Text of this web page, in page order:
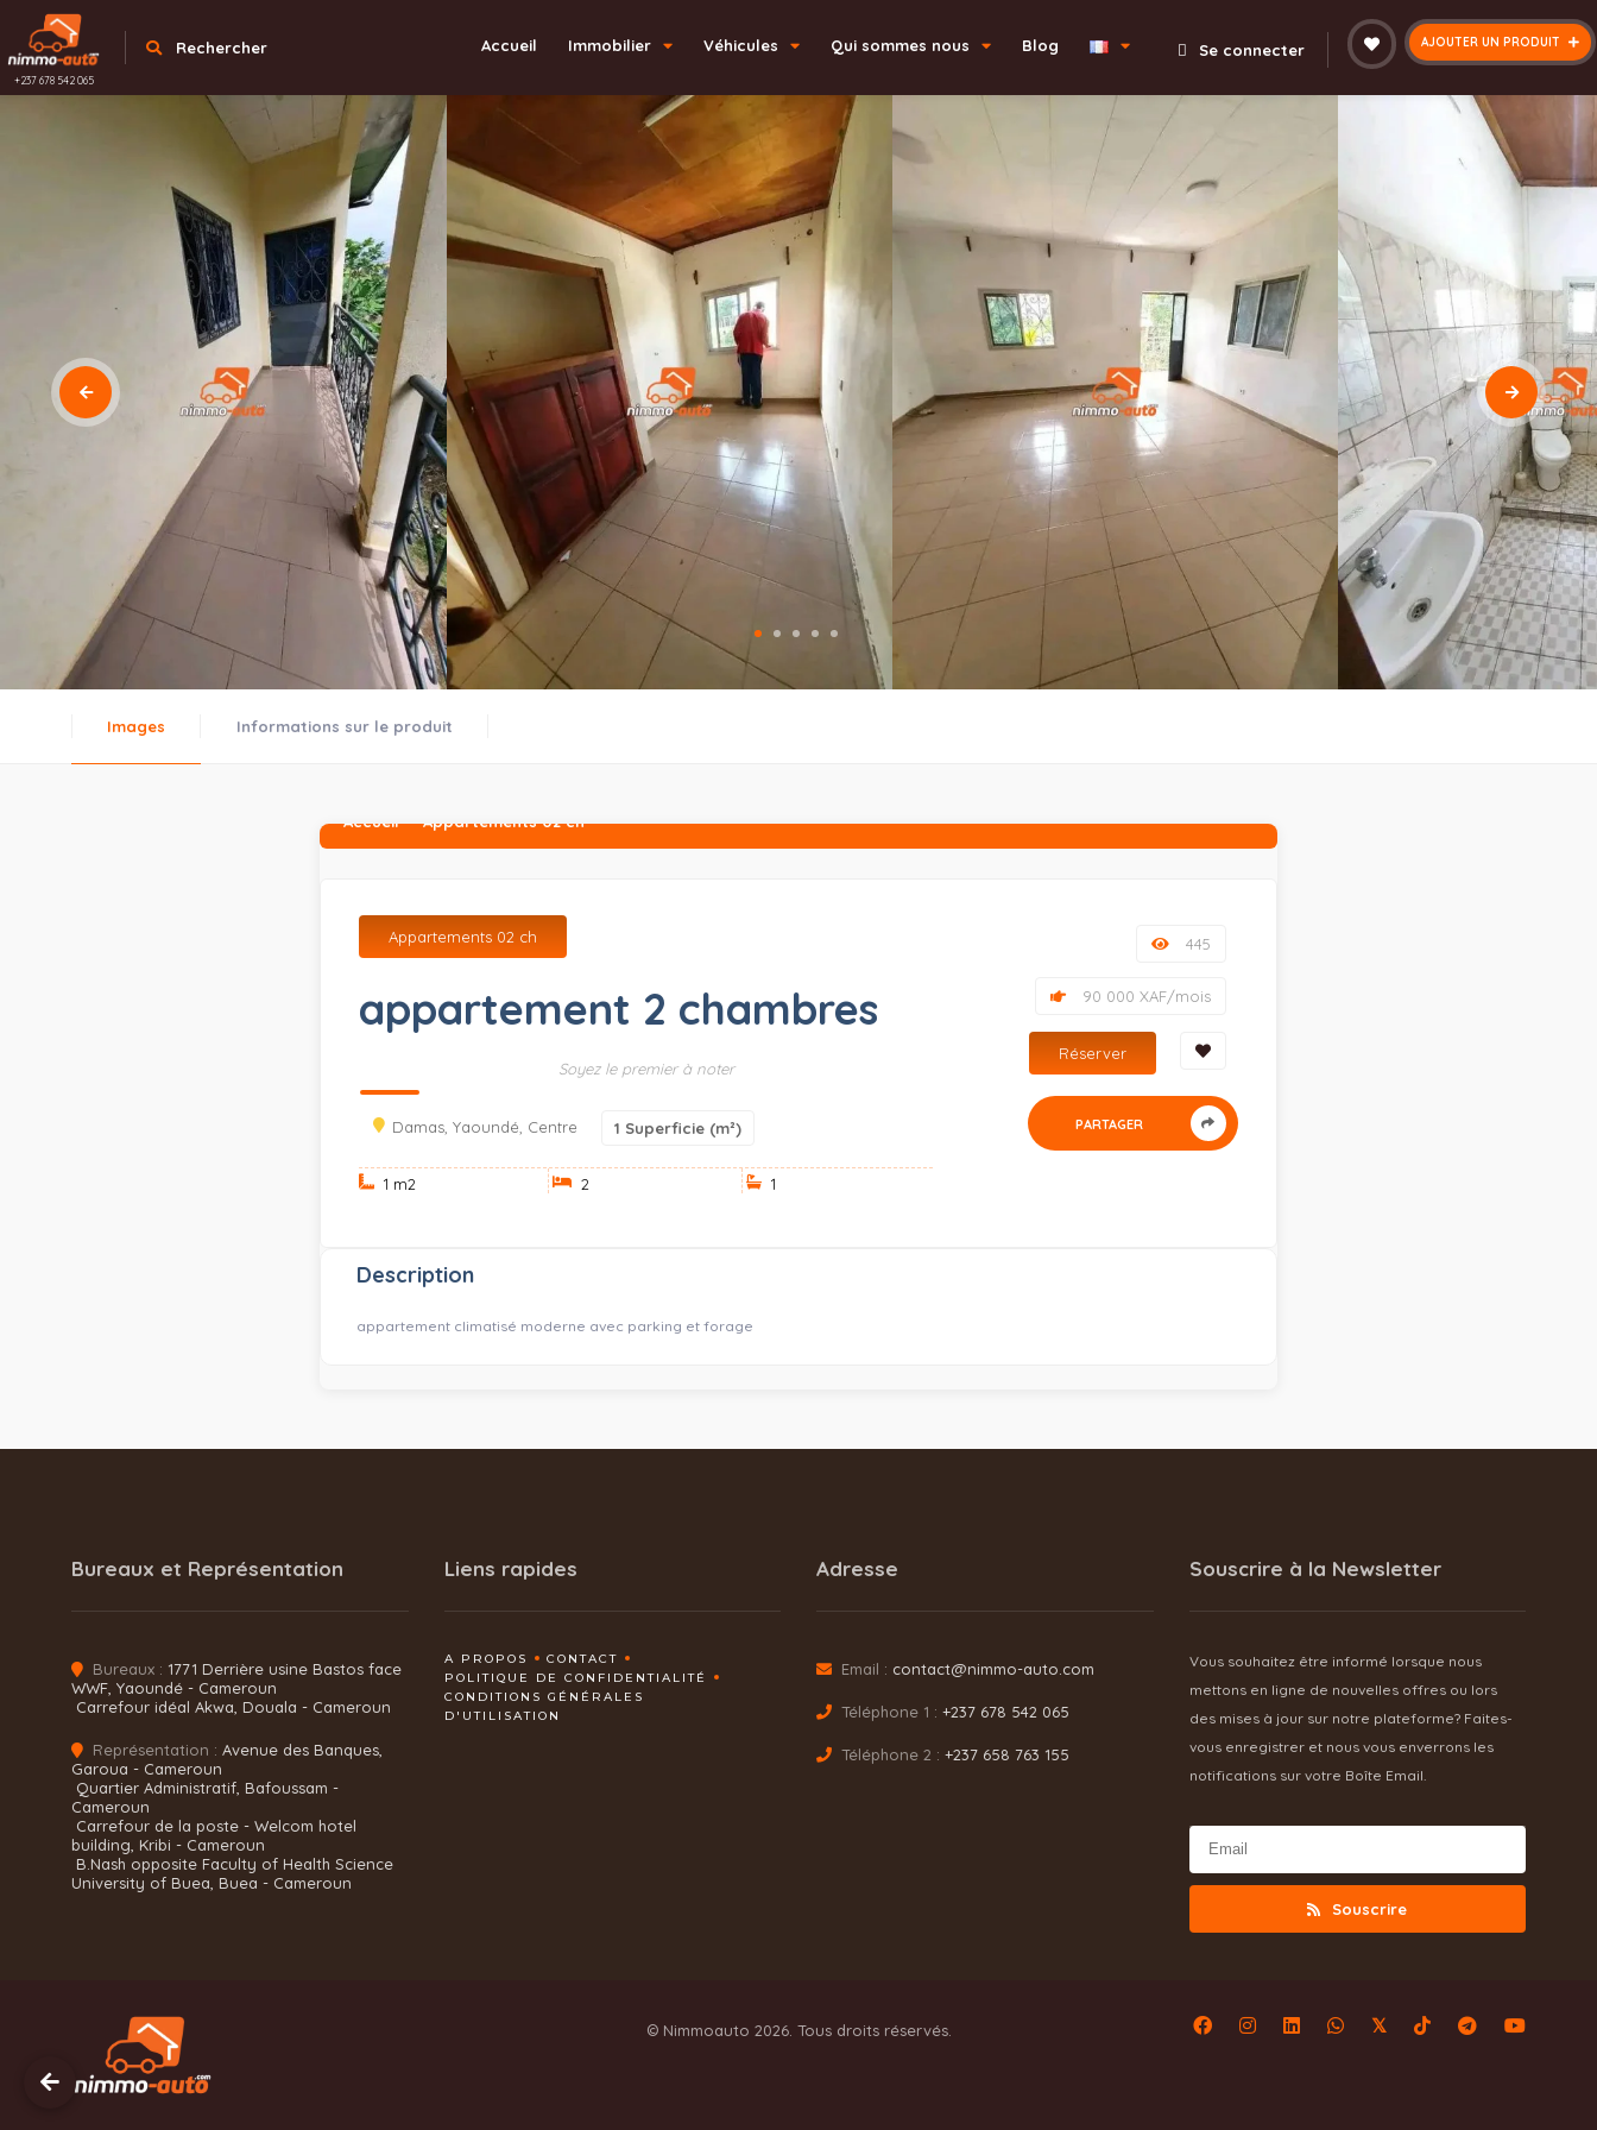
+237 678 542 065
Rechercher AJOUTER UN PRODUIT
Se connecter
Accueil Immobilier Véhicules Qui sommes nous Blog
Images Informations sur le produit
Accueil Appartements 02 ch
Appartements 02 ch
appartement 2 chambres
Soyez le premier à noter
Damas, Yaoundé, Centre 1 Superficie (m²)
1 m2 2 1
445
90 000 XAF/mois
Réserver
PARTAGER
Description
appartement climatisé moderne avec parking et forage
Bureaux et Représentation
Bureaux : 1771 Derrière usine Bastos face
WWF, Yaoundé - Cameroun
Carrefour idéal Akwa, Douala - Cameroun
Représentation : Avenue des Banques,
Garoua - Cameroun
Quartier Administratif, Bafoussam -
Cameroun
Carrefour de la poste - Welcom hotel
building, Kribi - Cameroun
B.Nash opposite Faculty of Health Science
University of Buea, Buea - Cameroun
Liens rapides
A PROPOS
CONTACT
POLITIQUE DE CONFIDENTIALITÉ
CONDITIONS GÉNÉRALES
D'UTILISATION
Adresse
Email : contact@nimmo-auto.com
Téléphone 1 : +237 678 542 065
Téléphone 2 : +237 658 763 155
Souscrire à la Newsletter
Vous souhaitez être informé lorsque nous
mettons en ligne de nouvelles offres ou lors
des mises à jour sur notre plateforme? Faites-
vous enregistrer et nous vous enverrons les
notifications sur votre Boîte Email.
Souscrire
© Nimmoauto 2026. Tous droits réservés. 𝕏